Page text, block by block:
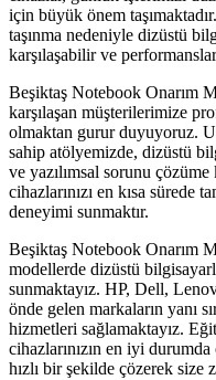
için büyük önem
taşınma nedeniyle dizüstü
karşılaşabilir ve
Beşiktaş Notebook Onarım
karşılaşan müşterilerimize
olmaktan gurur duyuyoruz.
sahip atölyemizde, dizüstü
ve yazılımsal sorunu
cihazlarınızı en kısa sürede
deneyimi sunmaktır.
Beşiktaş Notebook Onarım
modellerde dizüstü
sunmaktayız. HP, Dell,
önde gelen markaların yanı
hizmetleri sağlamaktayız.
cihazlarınızın en iyi
hızlı bir şekilde çözerek size